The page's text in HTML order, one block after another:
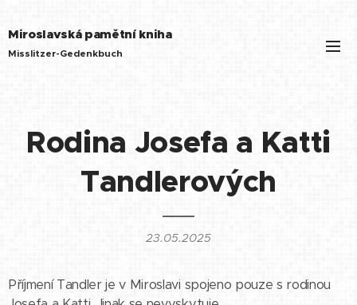
Miroslavská pamětní kniha
Misslitzer-Gedenkbuch
Rodina Josefa a Katti
Tandlerových
23.05.2025
Příjmení Tandler je v Miroslavi spojeno pouze s rodinou